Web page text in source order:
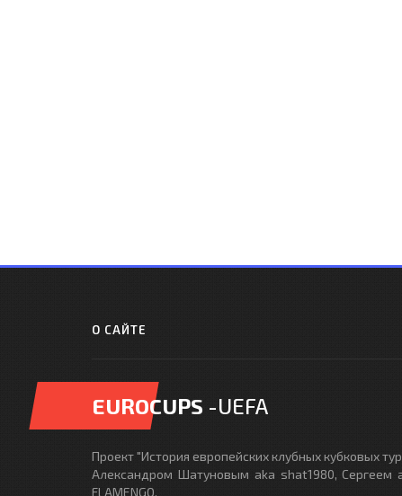
О САЙТЕ
EUROCUPS -UEFA
Проект "История европейских клубных кубковых
Александром Шатуновым aka shat1980, Сергеем
FLAMENGO.